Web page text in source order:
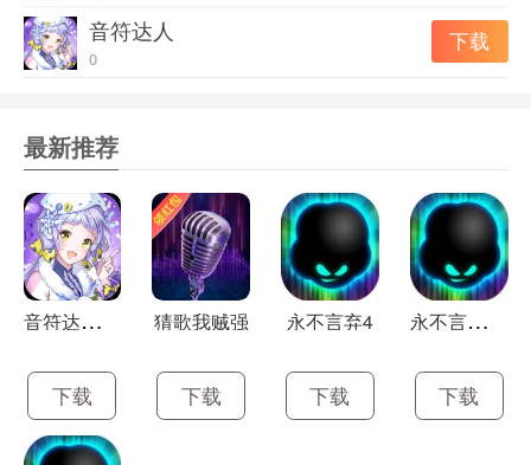
音符达人
0
下载
最新推荐
音
符达人官方版
下载
猜歌我贼强
下载
永不言弃4
下载
永
不言弃4官网版
下载